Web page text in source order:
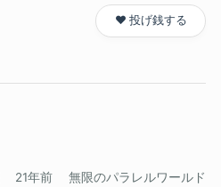
❤️ 投げ銭する
21年前
無限のパラレルワールド